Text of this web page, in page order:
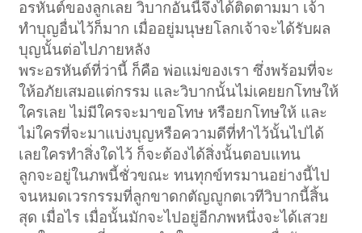
อรหันต์ของลูกเลย วิบากอันนี้จึงได้ติดตามมา เจ้า
ทำบุญอื่นไว้ก็มาก เมื่ออยู่มนุษยโลกเจ้าจะได้รับผล
บุญนั้นต่อไปภายหลัง
พระอรหันต์ที่ว่านี้ ก็คือ พ่อแม่ของเรา ซึ่งพร้อมที่จะ
ให้อภัยเสมอแต่กรรม และวิบากนั้นไม่เคยยกโทษให้
ใครเลย ไม่มีใครจะมาขอโทษ หรือยกโทษให้ และ
ไม่ใครที่จะมาแบ่งบุญหรือความดีที่ทำไว้นั้นไปได้
เลยใครทำสิ่งใดไว้ ก็จะต้องได้สิ่งนั้นตอบแทน
ลูกจะอยู่ในภพนี้ชั่วขณะ ทนทุกข์ทรมานอย่างนี้ไป
จนหมดเวรกรรมที่ลูกขาดกตัญญูกตเวทีวิบากนี้สิ้น
สุด เมื่อไร เมื่อนั้นมักจะไปอยู่อีกภพหนึ่งจะได้เสวย